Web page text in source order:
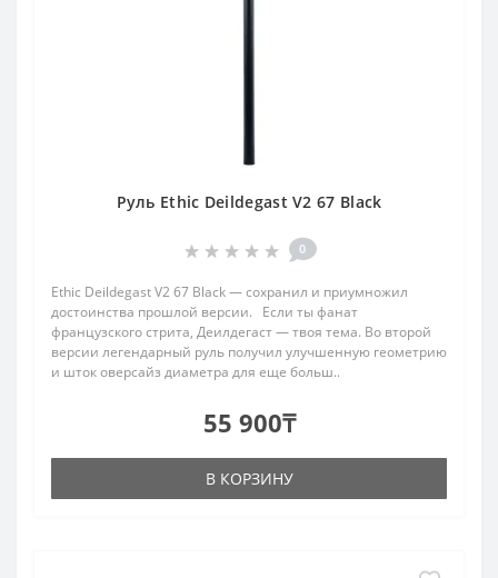
Руль Ethic Deildegast V2 67 Black
0
Ethic Deildegast V2 67 Black — сохранил и приумножил
достоинства прошлой версии. Если ты фанат
французского стрита, Деилдегаст — твоя тема. Во второй
версии легендарный руль получил улучшенную геометрию
и шток оверсайз диаметра для еще больш..
55 900₸
В КОРЗИНУ